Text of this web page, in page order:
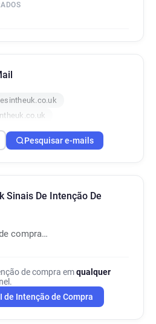
Pesquisar e-mails
Sinais De Intenção De
compra…
de compra emqualquer
de Intenção de Compra